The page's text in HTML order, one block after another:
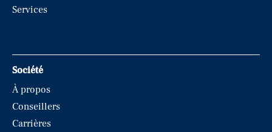
Services
Société
À propos
Conseillers
Carrières